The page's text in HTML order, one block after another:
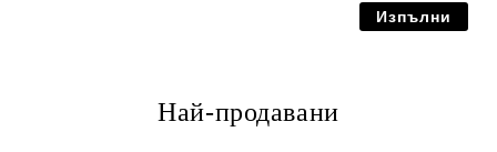
Най-продавани